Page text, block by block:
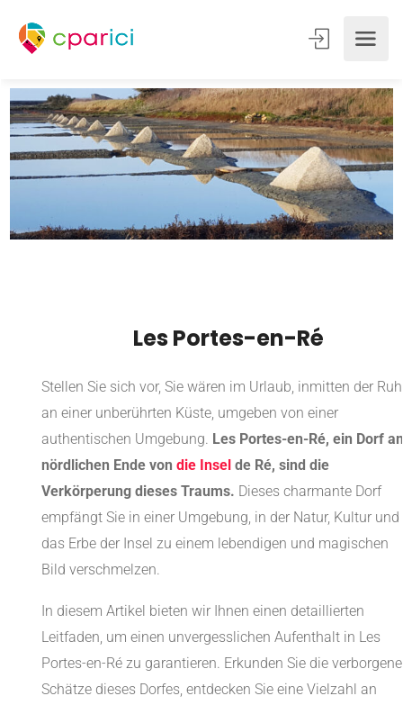
Les Portes-en-Ré
Stellen Sie sich vor, Sie wären im Urlaub, inmitten der
an einer unberührten Küste, umgeben von einer
authentischen Umgebung. Les Portes-en-Ré, ein Dorf
nördlichen Ende von die Insel de Ré, sind die
Verkörperung dieses Traums. Dieses charmante Dorf
empfängt Sie in einer Umgebung, in der Natur, Kultur und
das Erbe der Insel zu einem lebendigen und magischen
Bild verschmelzen.
In diesem Artikel bieten wir Ihnen einen detaillierten
Leitfaden, um einen unvergesslichen Aufenthalt in Les
Portes-en-Ré zu garantieren. Erkunden Sie die
Schätze dieses Dorfes, entdecken Sie eine Vielzahl an